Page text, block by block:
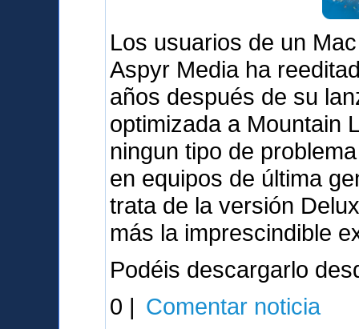
Los usuarios de un
Aspyr Media ha
años después de su
optimizada a Mountain
ningun tipo de
en equipos de última
trata de la versión
más la imprescindible
Podéis descargarlo
0 | Comentar noticia